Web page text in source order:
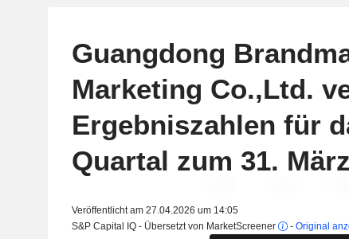
Guangdong
Marketing Co.,Ltd.
Ergebniszahlen für
Quartal zum 31.
Veröffentlicht am 27.04.2026 um 14:05
S&P Capital IQ - Übersetzt von MarketScreener
- Original